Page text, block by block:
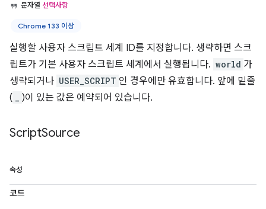
문자열 선택사항
Chrome 133 이상
실행할 사용자 스크립트 세계 ID를 지정합니다. 생략하면 스크
립트가 기본 사용자 스크립트 세계에서 실행됩니다. world 가
생략되거나 USER_SCRIPT 인 경우에만 유효합니다. 앞에 밑줄
(
)이 있는 값은 예약되어 있습니다.
ScriptSource
속성
코드